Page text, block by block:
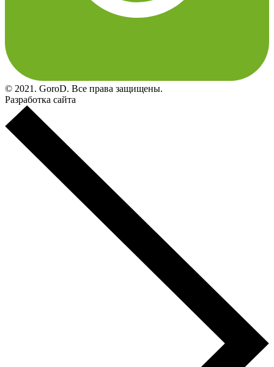
© 2021. GoroD. Все права защищены.
Разработка сайта